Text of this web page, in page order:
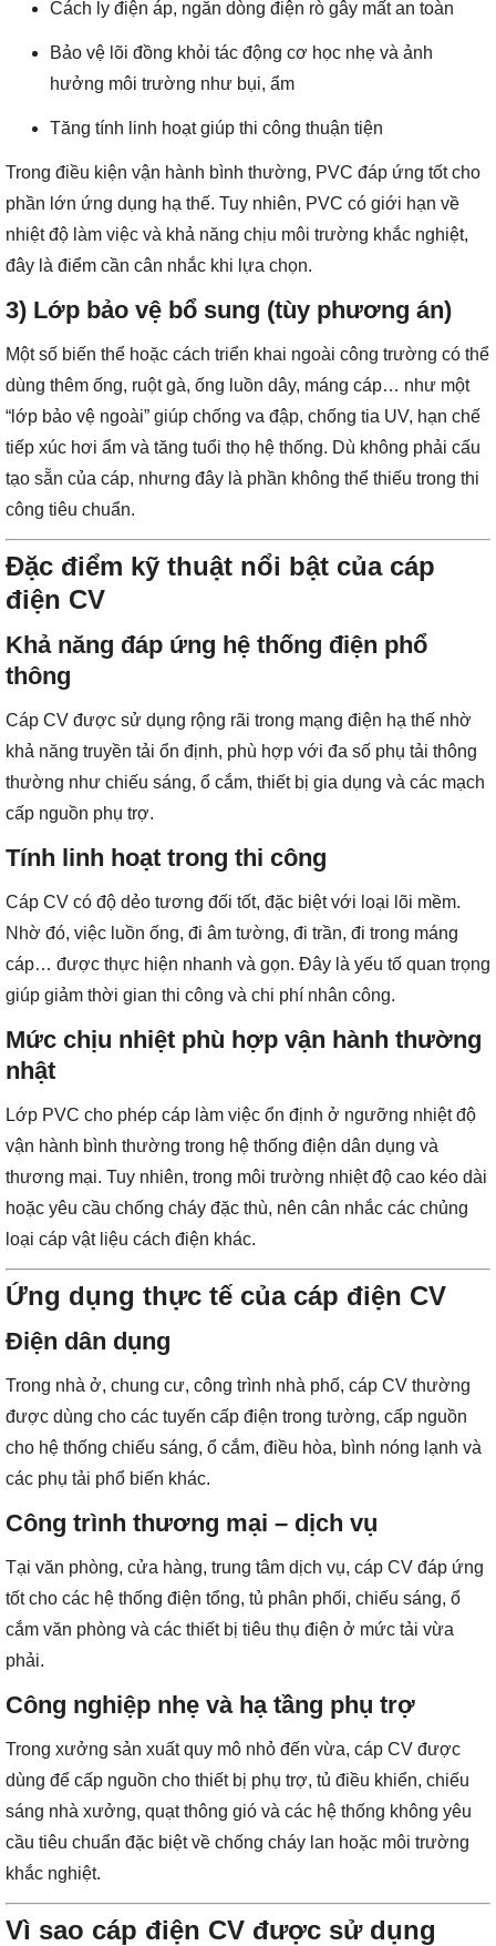
Cách ly điện áp, ngăn dòng điện rò gây mất an toàn
Bảo vệ lõi đồng khỏi tác động cơ học nhẹ và ảnh
hưởng môi trường như bụi, ẩm
Tăng tính linh hoạt giúp thi công thuận tiện
Trong điều kiện vận hành bình thường, PVC đáp ứng tốt cho
phần lớn ứng dụng hạ thế. Tuy nhiên, PVC có giới hạn về
nhiệt độ làm việc và khả năng chịu môi trường khắc nghiệt,
đây là điểm cần cân nhắc khi lựa chọn.
3) Lớp bảo vệ bổ sung (tùy phương án)
Một số biến thể hoặc cách triển khai ngoài công trường có thể
dùng thêm ống, ruột gà, ống luồn dây, máng cáp… như một
“lớp bảo vệ ngoài” giúp chống va đập, chống tia UV, hạn chế
tiếp xúc hơi ẩm và tăng tuổi thọ hệ thống. Dù không phải cấu
tạo sẵn của cáp, nhưng đây là phần không thể thiếu trong thi
công tiêu chuẩn.
Đặc điểm kỹ thuật nổi bật của cáp
điện CV
Khả năng đáp ứng hệ thống điện phổ
thông
Cáp CV được sử dụng rộng rãi trong mạng điện hạ thế nhờ
khả năng truyền tải ổn định, phù hợp với đa số phụ tải thông
thường như chiếu sáng, ổ cắm, thiết bị gia dụng và các mạch
cấp nguồn phụ trợ.
Tính linh hoạt trong thi công
Cáp CV có độ dẻo tương đối tốt, đặc biệt với loại lõi mềm.
Nhờ đó, việc luồn ống, đi âm tường, đi trần, đi trong máng
cáp… được thực hiện nhanh và gọn. Đây là yếu tố quan trọng
giúp giảm thời gian thi công và chi phí nhân công.
Mức chịu nhiệt phù hợp vận hành thường
nhật
Lớp PVC cho phép cáp làm việc ổn định ở ngưỡng nhiệt độ
vận hành bình thường trong hệ thống điện dân dụng và
thương mại. Tuy nhiên, trong môi trường nhiệt độ cao kéo dài
hoặc yêu cầu chống cháy đặc thù, nên cân nhắc các chủng
loại cáp vật liệu cách điện khác.
Ứng dụng thực tế của cáp điện CV
Điện dân dụng
Trong nhà ở, chung cư, công trình nhà phố, cáp CV thường
được dùng cho các tuyến cấp điện trong tường, cấp nguồn
cho hệ thống chiếu sáng, ổ cắm, điều hòa, bình nóng lạnh và
các phụ tải phổ biến khác.
Công trình thương mại – dịch vụ
Tại văn phòng, cửa hàng, trung tâm dịch vụ, cáp CV đáp ứng
tốt cho các hệ thống điện tổng, tủ phân phối, chiếu sáng, ổ
cắm văn phòng và các thiết bị tiêu thụ điện ở mức tải vừa
phải.
Công nghiệp nhẹ và hạ tầng phụ trợ
Trong xưởng sản xuất quy mô nhỏ đến vừa, cáp CV được
dùng để cấp nguồn cho thiết bị phụ trợ, tủ điều khiển, chiếu
sáng nhà xưởng, quạt thông gió và các hệ thống không yêu
cầu tiêu chuẩn đặc biệt về chống cháy lan hoặc môi trường
khắc nghiệt.
Vì sao cáp điện CV được sử dụng